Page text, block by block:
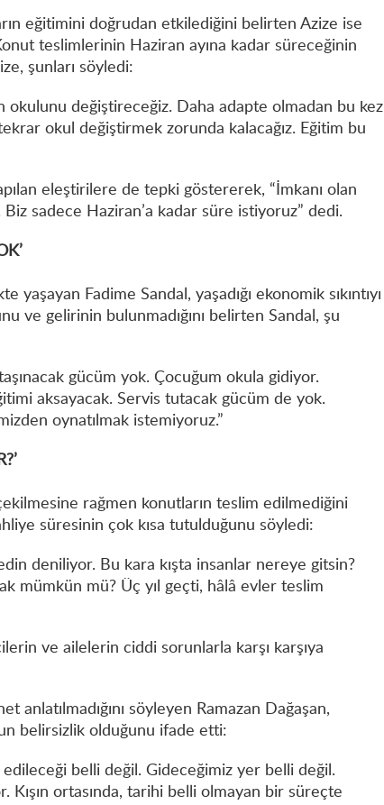
eğitimini doğrudan etkilediğini belirten Azize ise
teslimlerinin Haziran ayına kadar süreceğinin
şunları söyledi:
okulunu değiştireceğiz. Daha adapte olmadan bu kez
okul değiştirmek zorunda kalacağız. Eğitim bu
eleştirilere de tepki göstererek, “İmkanı olan
Biz sadece Haziran’a kadar süre istiyoruz” dedi.
yaşayan Fadime Sandal, yaşadığı ekonomik sıkıntıyı
ve gelirinin bulunmadığını belirten Sandal, şu
gücüm yok. Çocuğum okula gidiyor.
aksayacak. Servis tutacak gücüm de yok.
oynatılmak istemiyoruz.”
rağmen konutların teslim edilmediğini
süresinin çok kısa tutulduğunu söyledi:
deniliyor. Bu kara kışta insanlar nereye gitsin?
mümkün mü? Üç yıl geçti, hâlâ evler teslim
ve ailelerin ciddi sorunlarla karşı karşıya
anlatılmadığını söyleyen Ramazan Dağaşan,
belirsizlik olduğunu ifade etti:
belli değil. Gideceğimiz yer belli değil.
Kışın ortasında, tarihi belli olmayan bir süreçte